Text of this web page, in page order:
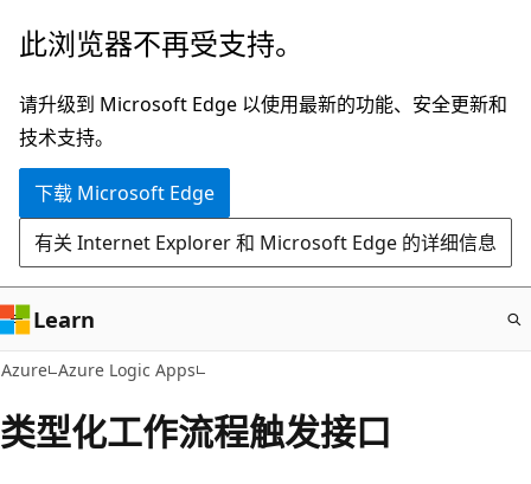
跳
主
要
内
此浏览器不再受支持。
请升级到 Microsoft Edge 以使用最新的功能、安全更新和
技术支持。
下载 Microsoft Edge
有关 Internet Explorer 和 Microsoft Edge 的详细信息
Learn
Azure Azure Logic Apps
类型化工作流程触发接口